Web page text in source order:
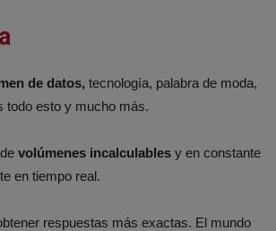
de datos, tecnología, palabra de moda,
todo esto y mucho más.
volúmenes incalculables y en constante
en tiempo real.
respuestas más exactas. El mundo